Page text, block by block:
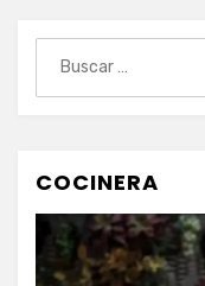
COCINERA